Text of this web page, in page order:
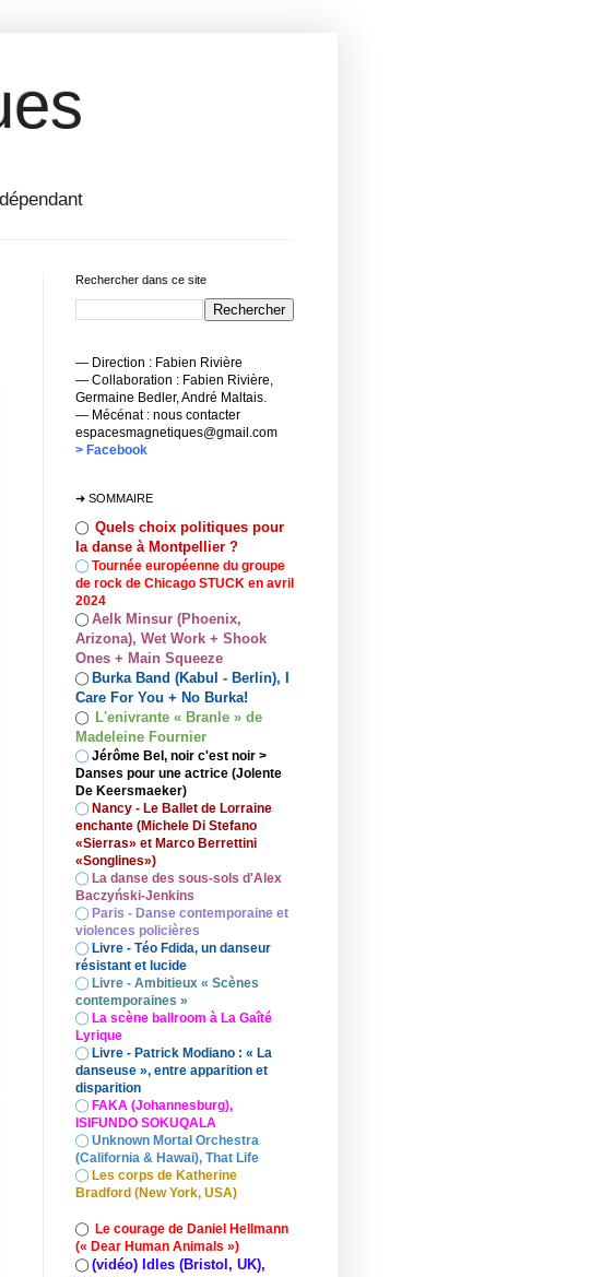
Rechercher dans ce site
— Direction : Fabien Rivière
— Collaboration : Fabien Rivière,
Germaine Bedler, André Maltais.
— Mécénat : nous contacter
espacesmagnetiques@gmail.com
> Facebook
➜ SOMMAIRE
◯ Quels choix politiques pour
la danse à Montpellier ?
◯ Tournée européenne du groupe
de rock de Chicago STUCK en avril
2024
◯ Aelk Minsur (Phoenix,
Arizona), Wet Work + Shook
Ones + Main Squeeze
◯ Burka Band (Kabul - Berlin), I
Care For You + No Burka!
◯ L'enivrante « Branle » de
Madeleine Fournier
◯ Jérôme Bel, noir c'est noir >
Danses pour une actrice (Jolente
De Keersmaeker)
◯ Nancy - Le Ballet de Lorraine
enchante (Michele Di Stefano
«Sierras» et Marco Berrettini
«Songlines»)
◯ La danse des sous-sols d'Alex
Baczyński-Jenkins
◯ Paris - Danse contemporaine et
violences policières
◯ Livre - Téo Fdida, un danseur
résistant et lucide
◯ Livre - Ambitieux « Scènes
contemporaines »
◯ La scène ballroom à La Gaîté
Lyrique
◯ Livre - Patrick Modiano : « La
danseuse », entre apparition et
disparition
◯ FAKA (Johannesburg),
ISIFUNDO SOKUQALA
◯ Unknown Mortal Orchestra
(California & Hawai), That Life
◯ Les corps de Katherine
Bradford (New York, USA)
◯ Le courage de Daniel Hellmann
(« Dear Human Animals »)
◯ (vidéo) Idles (Bristol, UK),